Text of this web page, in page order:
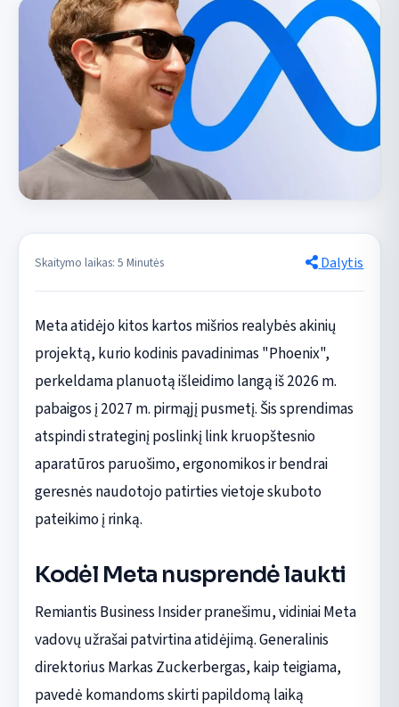
Skaitymo laikas: 5 Minutės Dalytis
Meta atidėjo kitos kartos mišrios realybės akinių
projektą, kurio kodinis pavadinimas "Phoenix",
perkeldama planuotą išleidimo langą iš 2026 m.
pabaigos į 2027 m. pirmąjį pusmetį. Šis sprendimas
atspindi strateginį poslinkį link kruopštesnio
aparatūros paruošimo, ergonomikos ir bendrai
geresnės naudotojo patirties vietoje skuboto
pateikimo į rinką.
Kodėl Meta nusprendė laukti
Remiantis Business Insider pranešimu, vidiniai Meta
vadovų užrašai patvirtina atidėjimą. Generalinis
direktorius Markas Zuckerbergas, kaip teigiama,
pavedė komandoms skirti papildomą laiką